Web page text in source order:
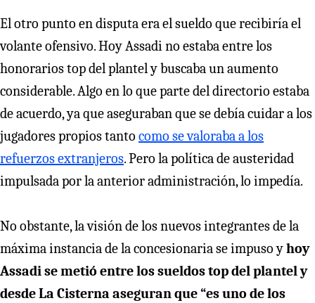
El otro punto en disputa era el sueldo que recibiría el
volante ofensivo. Hoy Assadi no estaba entre los
honorarios top del plantel y buscaba un aumento
considerable. Algo en lo que parte del directorio estaba
de acuerdo, ya que aseguraban que se debía cuidar a los
jugadores propios tanto como se valoraba a los
refuerzos extranjeros. Pero la política de austeridad
impulsada por la anterior administración, lo impedía.
No obstante, la visión de los nuevos integrantes de la
máxima instancia de la concesionaria se impuso yhoy
Assadi se metió entre los sueldos top del plantel y
desde La Cisterna aseguran que “es uno de los